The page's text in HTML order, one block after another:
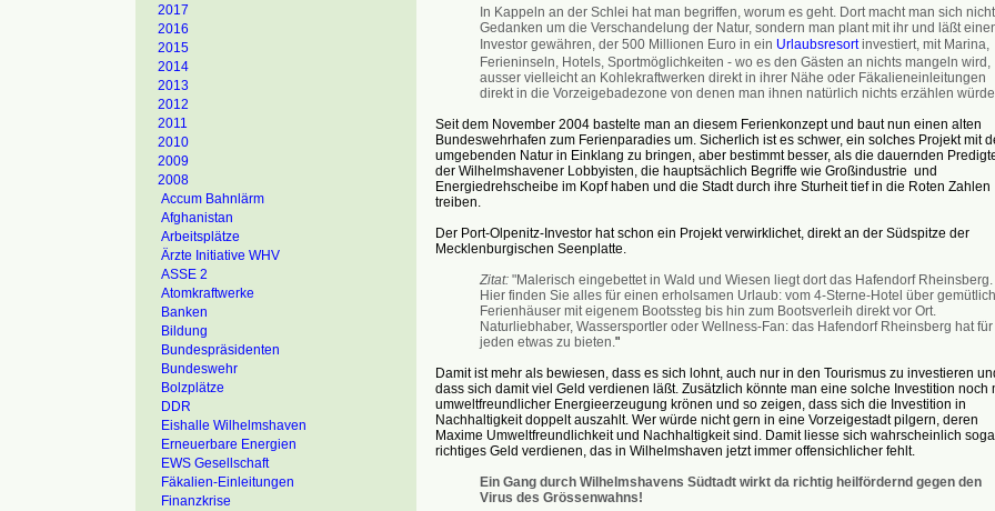
2017
2016
2015
2014
2013
2012
2011
2010
2009
2008
Accum Bahnlärm
Afghanistan
Arbeitsplätze
Ärzte Initiative WHV
ASSE 2
Atomkraftwerke
Banken
Bildung
Bundespräsidenten
Bundeswehr
Bolzplätze
DDR
Eishalle Wilhelmshaven
Erneuerbare Energien
EWS Gesellschaft
Fäkalien-Einleitungen
Finanzkrise
In Kappeln an der Schlei hat man begriffen, worum es geht. Dort macht man sich nicht
Gedanken um die Verschandelung der Natur, sondern man plant mit ihr und läßt
Investor gewähren, der 500 Millionen Euro in ein Urlaubsresortinvestiert, mit Marina,
Ferieninseln, Hotels, Sportmöglichkeiten - wo es den Gästen an nichts mangeln wird,
ausser vielleicht an Kohlekraftwerken direkt in ihrer Nähe oder Fäkalieneinleitungen
direkt in die Vorzeigebadezone von denen man ihnen natürlich nichts erzählen
Seit dem November 2004 bastelte man an diesem Ferienkonzept und baut nun einen alten
Bundeswehrhafen zum Ferienparadies um. Sicherlich ist es schwer, ein solches Projekt mit
umgebenden Natur in Einklang zu bringen, aber bestimmt besser, als die dauernden
der Wilhelmshavener Lobbyisten, die hauptsächlich Begriffe wie Großindustrie und
Energiedrehscheibe im Kopf haben und die Stadt durch ihre Sturheit tief in die Roten Zahlen
treiben.
Der Port-Olpenitz-Investor hat schon ein Projekt verwirklichet, direkt an der Südspitze der
Mecklenburgischen Seenplatte.
Zitat:"Malerisch eingebettet in Wald und Wiesen liegt dort das Hafendorf Rheinsberg.
Hier finden Sie alles für einen erholsamen Urlaub: vom 4-Sterne-Hotel über
Ferienhäuser mit eigenem Bootssteg bis hin zum Bootsverleih direkt vor Ort.
Naturliebhaber, Wassersportler oder Wellness-Fan: das Hafendorf Rheinsberg hat für
jeden etwas zu bieten."
Damit ist mehr als bewiesen, dass es sich lohnt, auch nur in den Tourismus zu investieren
dass sich damit viel Geld verdienen läßt. Zusätzlich könnte man eine solche Investition noch
umweltfreundlicher Energieerzeugung krönen und so zeigen, dass sich die Investition in
Nachhaltigkeit doppelt auszahlt. Wer würde nicht gern in eine Vorzeigestadt pilgern, deren
Maxime Umweltfreundlichkeit und Nachhaltigkeit sind. Damit liesse sich wahrscheinlich
richtiges Geld verdienen, das in Wilhelmshaven jetzt immer offensichlicher fehlt.
Ein Gang durch Wilhelmshavens Südtadt wirkt da richtig heilfördernd gegen den
Virus des Grössenwahns!